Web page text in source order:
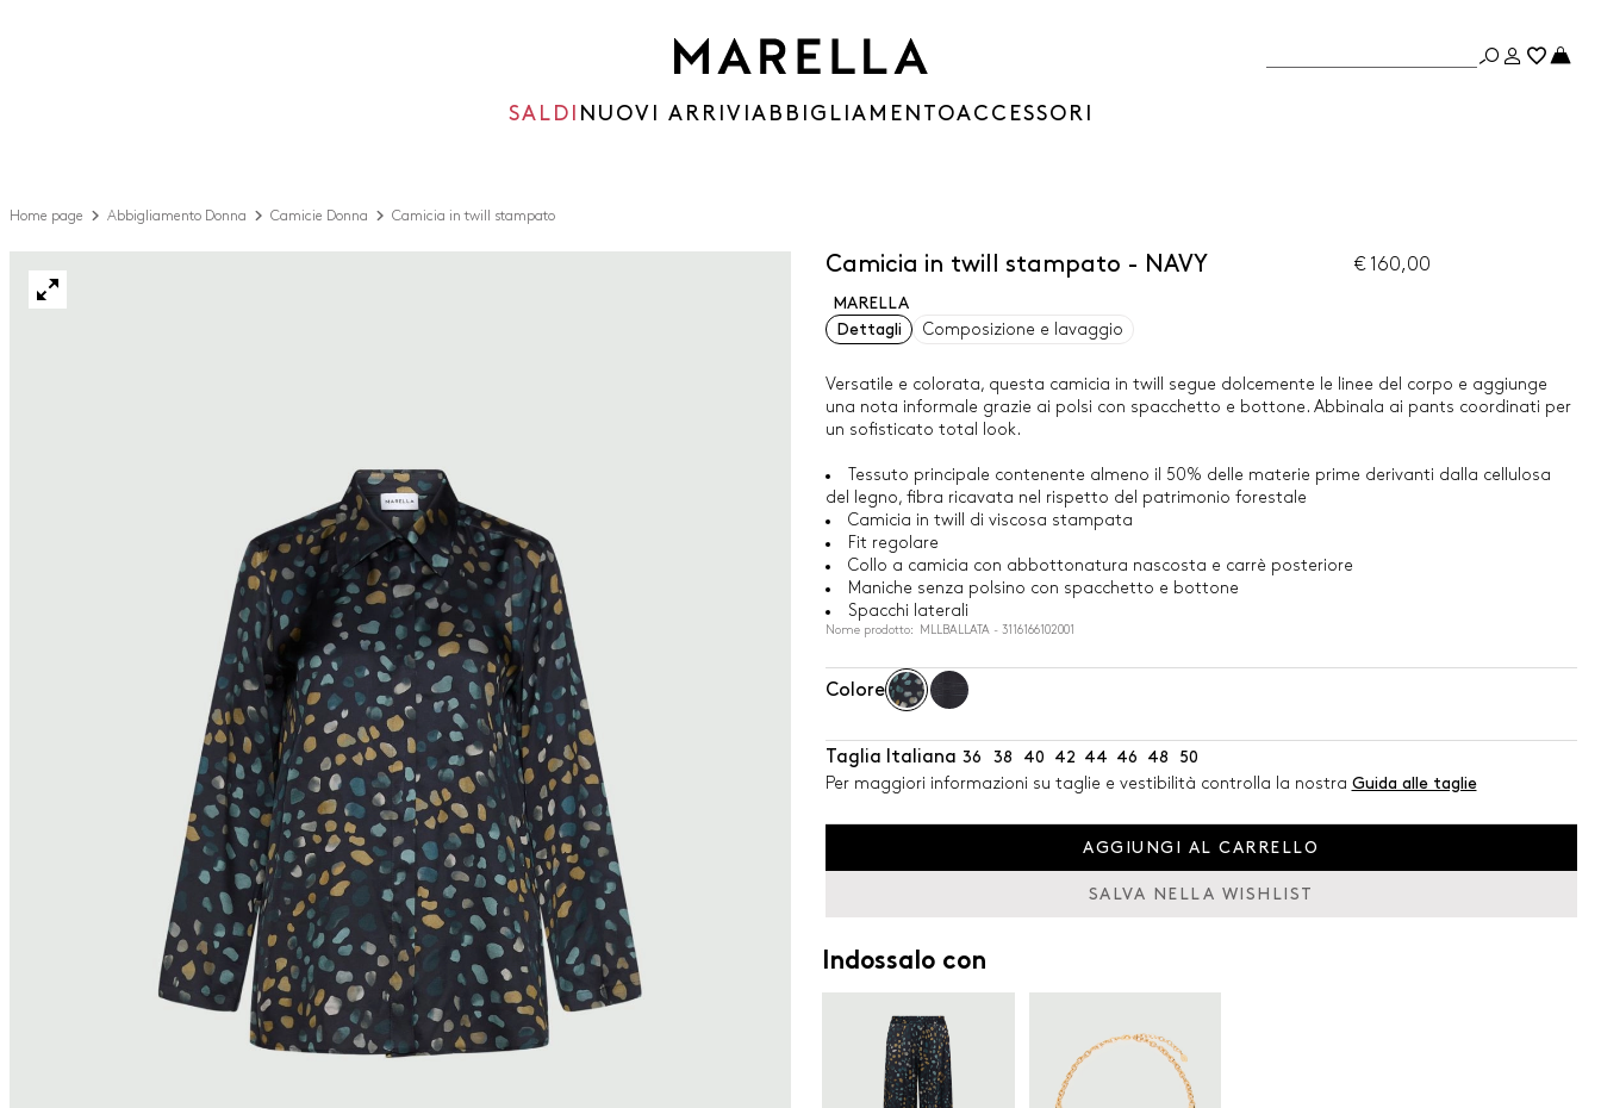
SALDI NUOVI ARRIVI ABBIGLIAMENTOACCESSORI
Home page Abbigliamento Donna Camicie Donna Camicia in twill stampato
Camicia in twill stampato - NAVY € 160,00
MARELLA
Dettagli
Composizione e lavaggio
Versatile e colorata, questa camicia in twill segue dolcemente le linee del corpo e aggiunge
una nota informale grazie ai polsi con spacchetto e bottone. Abbinala ai pants coordinati per
un sofisticato total look.
Tessuto principale contenente almeno il 50% delle materie prime derivanti dalla cellulosa
del legno, fibra ricavata nel rispetto del patrimonio forestale
Camicia in twill di viscosa stampata
Fit regolare
Collo a camicia con abbottonatura nascosta e carrè posteriore
Maniche senza polsino con spacchetto e bottone
Spacchi laterali
Nome prodotto: MLLBALLATA - 3116166102001
Colore
Taglia Italiana 36 38 40 42 44 46 48
50
Per maggiori informazioni su taglie e vestibilità controlla la nostra Guida alle taglie
AGGIUNGI AL CARRELLO
SALVA NELLA WISHLIST
Indossalo con